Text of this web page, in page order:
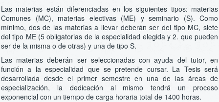
Las materias están diferenciadas en los siguientes tipos: materias
Comunes (MC), materias electivas (ME) y seminario (S). Como
mínimo, dos de las materias a llevar deberán ser del tipo MC, siete
del tipo ME (5 obligatorias de la especialidad elegida y 2. que pueden
ser de la misma o de otras) y una de tipo S.
Las materias deberán ser seleccionadas con ayuda del tutor, en
función a la especialidad que se pretende cursar. La Tesis será
desarrollada desde el primer semestre en una de las áreas de
especialización, la dedicación al mismo tendrá un proceso
exponencial con un tiempo de carga horaria total de 1400 horas.